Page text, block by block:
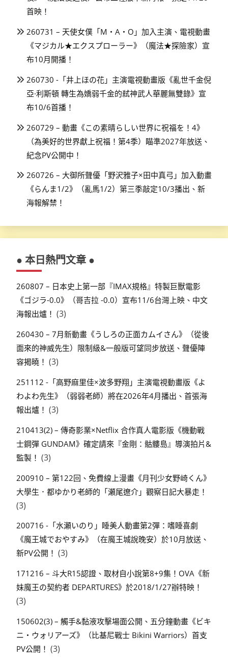
首映！
260731 – 天使女僕「M・A・O」加入主演、電視動畫
《マジカル★エクスプローラー》（魔法★探險家）宣
布10月開播！
260730 -「井上ほの花」主演電視動畫版《亂世千金倪
亞·利斯頓 轉生為嬌弱千金的弒神武人華麗無雙錄》宣
布10/6首播！
260729 – 動畫《この素晴らしい世界に祝福を！4》
（為美好的世界獻上祝福！第4季）瞄準2027年放送、
紀念PV公開中！
260726 – 大御所聲優「野沢雅子×田中真弓」加入動畫
《らんま1/2》（亂馬1/2）第三季敲定10/3播出、新
海報解禁！
● 本日熱門文章 ●
260807 – 日本史上第一部『IMAX規格』特製巨獸電影
《ゴジラ-0.0》（哥吉拉 -0.0）宣布11/6台灣上映、中文
海報出爐！ (3)
260430 – 7月新動畫《うしろの正面カムイさん》（從後
面來的神威先生）限制級&一般版可望同步放送、聲優陣
容揭曉！ (3)
251112 -「高野麻里佳×波多野翔」主演電視動畫版《よ
わよわ先生》（弱弱老師）將在2026年4月播出、首張海
報出爐！ (3)
210413(2) – 傳奇影業×Netflix 合作真人電影版《機動戰
士鋼彈 GUNDAM》確定請來『金剛：骷髏島』導演拍片&
監製！ (3)
200910 – 第122回、免費線上漫畫《月刊少女野崎くん》
大學生．都ゆかり老師的「瀬尾遼介」觀察日記大暴走！
(3)
200716 -「水瀬いのり」睡美人動畫第2彈：嗜睡喜劇
《魔王城でおやすみ》（在魔王城說晚安）於10月放送、
新PV公開！ (3)
171216 – 斗大R15認證、取材自小說第8+9集！OVA《新
妹魔王の契約者 DEPARTURES》於2018/1/27辦特映！
(3)
150602(3) – 觸手&黏液攻擊場面公開、五分鐘動畫《ビキ
ニ・ウォリアーズ》（比基尼戰士 Bikini Warriors）首支
PV公開！ (3)